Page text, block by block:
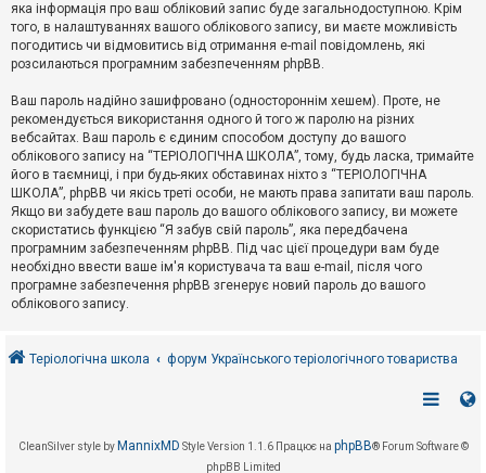
Д
о
м
о
г
яка інформація про ваш обліковий запис буде загальнодоступною. Крім
того, в налаштуваннях вашого облікового запису, ви маєте можливість
погодитись чи відмовитись від отримання e-mail повідомлень, які
розсилаються програмним забезпеченням phpBB.
Ваш пароль надійно зашифровано (одностороннім хешем). Проте, не
рекомендується використання одного й того ж паролю на різних
вебсайтах. Ваш пароль є єдиним способом доступу до вашого
облікового запису на “ТЕРІОЛОГІЧНА ШКОЛА”, тому, будь ласка, тримайте
його в таємниці, і при будь-яких обставинах ніхто з “ТЕРІОЛОГІЧНА
ШКОЛА”, phpBB чи якісь треті особи, не мають права запитати ваш пароль.
Якщо ви забудете ваш пароль до вашого облікового запису, ви можете
скористатись функцією “Я забув свій пароль”, яка передбачена
програмним забезпеченням phpBB. Під час цієї процедури вам буде
необхідно ввести ваше ім'я користувача та ваш e-mail, після чого
програмне забезпечення phpBB згенерує новий пароль до вашого
облікового запису.
Теріологічна школа форум Українського теріологічного товариства
CleanSilver style by MannixMD Style Version 1.1.6 Працює на phpBB® Forum Software ©
phpBB Limited